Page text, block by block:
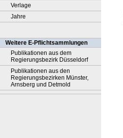
Verlage
Jahre
Weitere E-Pflichtsammlungen
Publikationen aus dem
Regierungsbezirk Düsseldorf
Publikationen aus den
Regierungsbezirken Münster,
Arnsberg und Detmold